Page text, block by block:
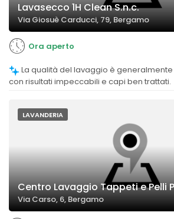
Lavasecco 1H Clean S.n.c.
Via Giosuè Carducci, 79, Bergamo
Ora aperto
con risultati impeccabili e capi ben trattati.
LAVANDERIA
Centro Lavaggio Tappeti e Pelli
Via Carso, 6, Bergamo